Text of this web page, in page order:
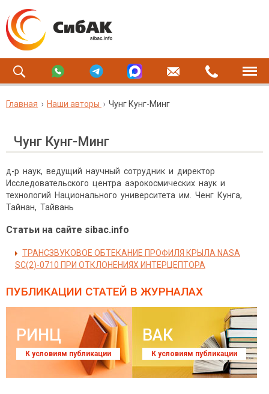
Главная Наши авторы Чунг Кунг-Минг
Чунг Кунг-Минг
д-р наук, ведущий научный сотрудник и директор
Исследовательского центра аэрокосмических наук и
технологий Национального университета им. Ченг Кунга,
Тайнан, Тайвань
Статьи на сайте sibac.info
ТРАНСЗВУКОВОЕ ОБТЕКАНИЕ ПРОФИЛЯ КРЫЛА NASA
SC(2)-0710 ПРИ ОТКЛОНЕНИЯХ ИНТЕРЦЕПТОРА
ПУБЛИКАЦИИ СТАТЕЙ В ЖУРНАЛАХ
РИНЦ
К условиям публикации
ВАК
К условиям публикации